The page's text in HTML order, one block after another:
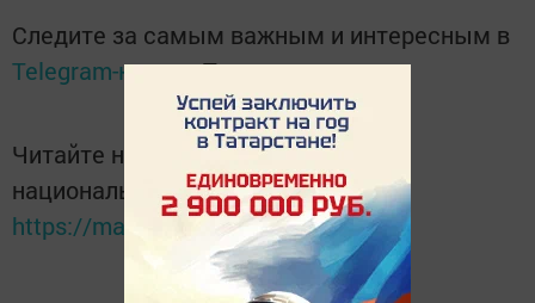
Следите за самым важным и интересным в
Telegram-каналеТатмедиа
Читайте новости Татарстана в
национальном мессенджере MАХ:
https://max.ru/tatmedia